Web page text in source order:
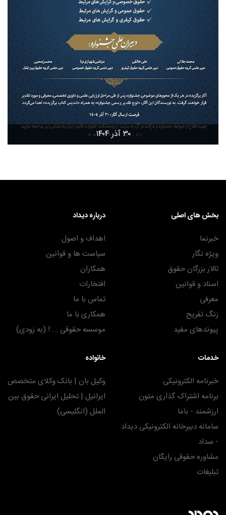
۳۰ آذر ۱۴۰۴
بخش های اصلی
خبرنما
ویژه نگار
تالار بزرگان حقوق
اسناد و قوانین
معرفی
زنگ تفریح
پیوندهای مفید
درباره دیداد
اهداف و اصول
سیاست ها و قوانین
همکاران
افتخارات
تماس با ما
همکاری با ما
موسسه حقوقی ... ! (به زودی)
خدمات
خبرنامه الکترونیکی
برنامه اشتراک گذاری متون
ارزشمند - باما
سامانه دبیرخانه الکترونیکی دیداد
- سداد
مشاوره حقوقی رایگان
تبلیغات
خانواده
وکیل بان | بانک وکلای متخصص
ایرانیل | تحلیل ایرانی حقوق بین
الملل (انگلیسی)